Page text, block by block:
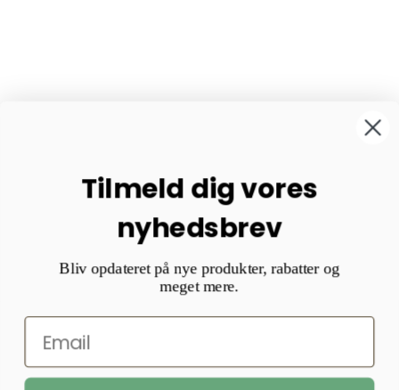
Tilmeld dig vores
nyhedsbrev
Bliv opdateret på nye produkter, rabatter og
meget mere.